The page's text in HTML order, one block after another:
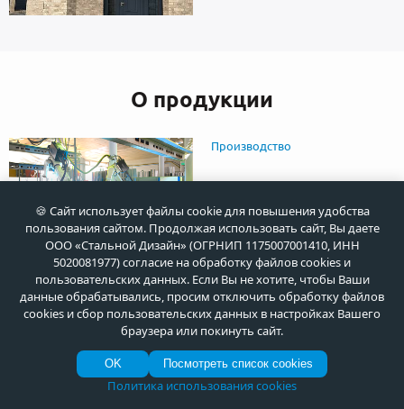
О продукции
Производство
Доставка
🍪 Сайт использует файлы cookie для повышения удобства
пользования сайтом. Продолжая использовать сайт, Вы даете
ООО «Стальной Дизайн» (ОГРНИП 1175007001410, ИНН
5020081977) согласие на обработку файлов cookies и
пользовательских данных. Если Вы не хотите, чтобы Ваши
данные обрабатывались, просим отключить обработку файлов
cookies и сбор пользовательских данных в настройках Вашего
браузера или покинуть сайт.
OK Посмотреть список cookies
Политика использования cookies